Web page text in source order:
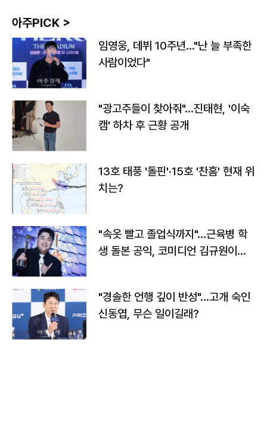
아주PICK >
임영웅, 데뷔 10주년…"난 늘 부족한
사람이었다"
"광고주들이 찾아줘"…진태현, '이숙
캠' 하차 후 근황 공개
13호 태풍 '돌핀'·15호 '찬홈' 현재 위
치는?
"속옷 빨고 졸업식까지"…근육병 학
생 돌본 공익, 코미디언 김규원이었
"경솔한 언행 깊이 반성"…고개 숙인
신동엽, 무슨 일이길래?